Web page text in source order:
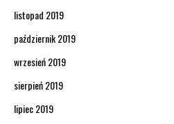
listopad 2019
październik 2019
wrzesień 2019
sierpień 2019
lipiec 2019